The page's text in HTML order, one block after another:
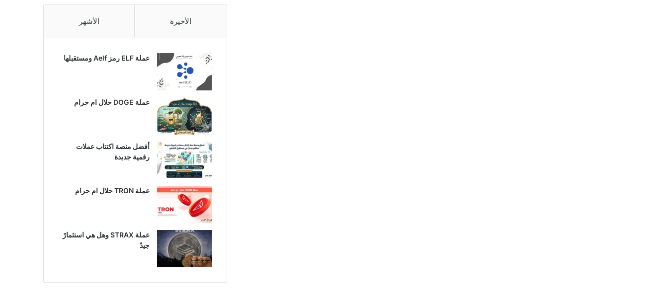
الأخيرة الأشهر
عملة ELF رمز Aelf ومستقبلها
عملة DOGE حلال ام حرام
أفضل منصة اكتتاب عملات
رقمية جديدة
عملة TRON حلال ام حرام​
عملة STRAX وهل هي استثمارً
جيدً